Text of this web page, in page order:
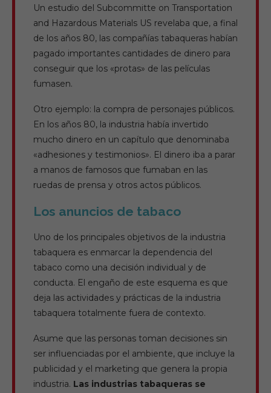
Un estudio del Subcommitte on Transportation
and Hazardous Materials US revelaba que, a final
de los años 80, las compañías tabaqueras habían
pagado importantes cantidades de dinero para
conseguir que los «protas» de las películas
fumasen.
Otro ejemplo: la compra de personajes públicos.
En los años 80, la industria había invertido
mucho dinero en un capítulo que denominaba
«adhesiones y testimonios». El dinero iba a parar
a manos de famosos que fumaban en las
ruedas de prensa y otros actos públicos.
Los anuncios de tabaco
Uno de los principales objetivos de la industria
tabaquera es enmarcar la dependencia del
tabaco como una decisión individual y de
conducta. El engaño de este esquema es que
deja las actividades y prácticas de la industria
tabaquera totalmente fuera de contexto.
Asume que las personas toman decisiones sin
ser influenciadas por el ambiente, que incluye la
publicidad y el marketing que genera la propia
industria. Las industrias tabaqueras se